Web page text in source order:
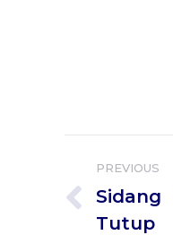
Post
PREVIOUS
Previous
post:
Tutup